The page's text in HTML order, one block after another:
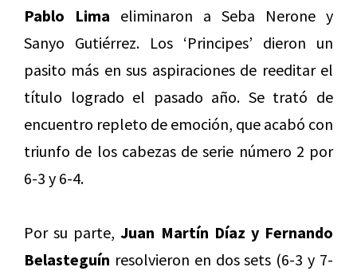
Pablo Lima eliminaron a Seba Nerone y
Sanyo Gutiérrez. Los ‘Principes’ dieron un
pasito más en sus aspiraciones de reeditar el
título logrado el pasado año. Se trató de
encuentro repleto de emoción, que acabó con
triunfo de los cabezas de serie número 2 por
6-3 y 6-4.
Por su parte,Juan Martín Díaz y Fernando
Belasteguín resolvieron en dos sets (6-3 y 7-